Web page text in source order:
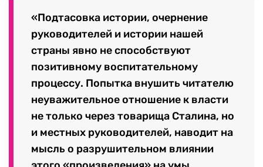
«Подтасовка истории, очернение
руководителей и истории нашей
страны явно не способствуют
позитивному воспитательному
процессу. Попытка внушить читателю
неуважительное отношение к власти
не только через товарища Сталина, но
и местных руководителей, наводит на
мысль о разрушительном влиянии